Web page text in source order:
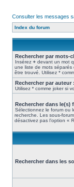
Consulter les messages
Index du forum
Rechercher par mots-
Insérez + devant un mot
une liste de mots séparés
être trouvé. Utilisez *
Rechercher par auteur :
Utilisez * comme joker si
Rechercher dans le(s)
Sélectionnez le forum ou
recherche. Les sous-
désactivez pas l’option «
Rechercher dans les